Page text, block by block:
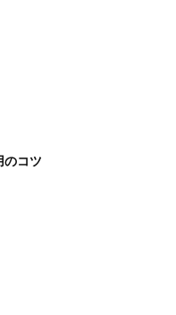
のコツ